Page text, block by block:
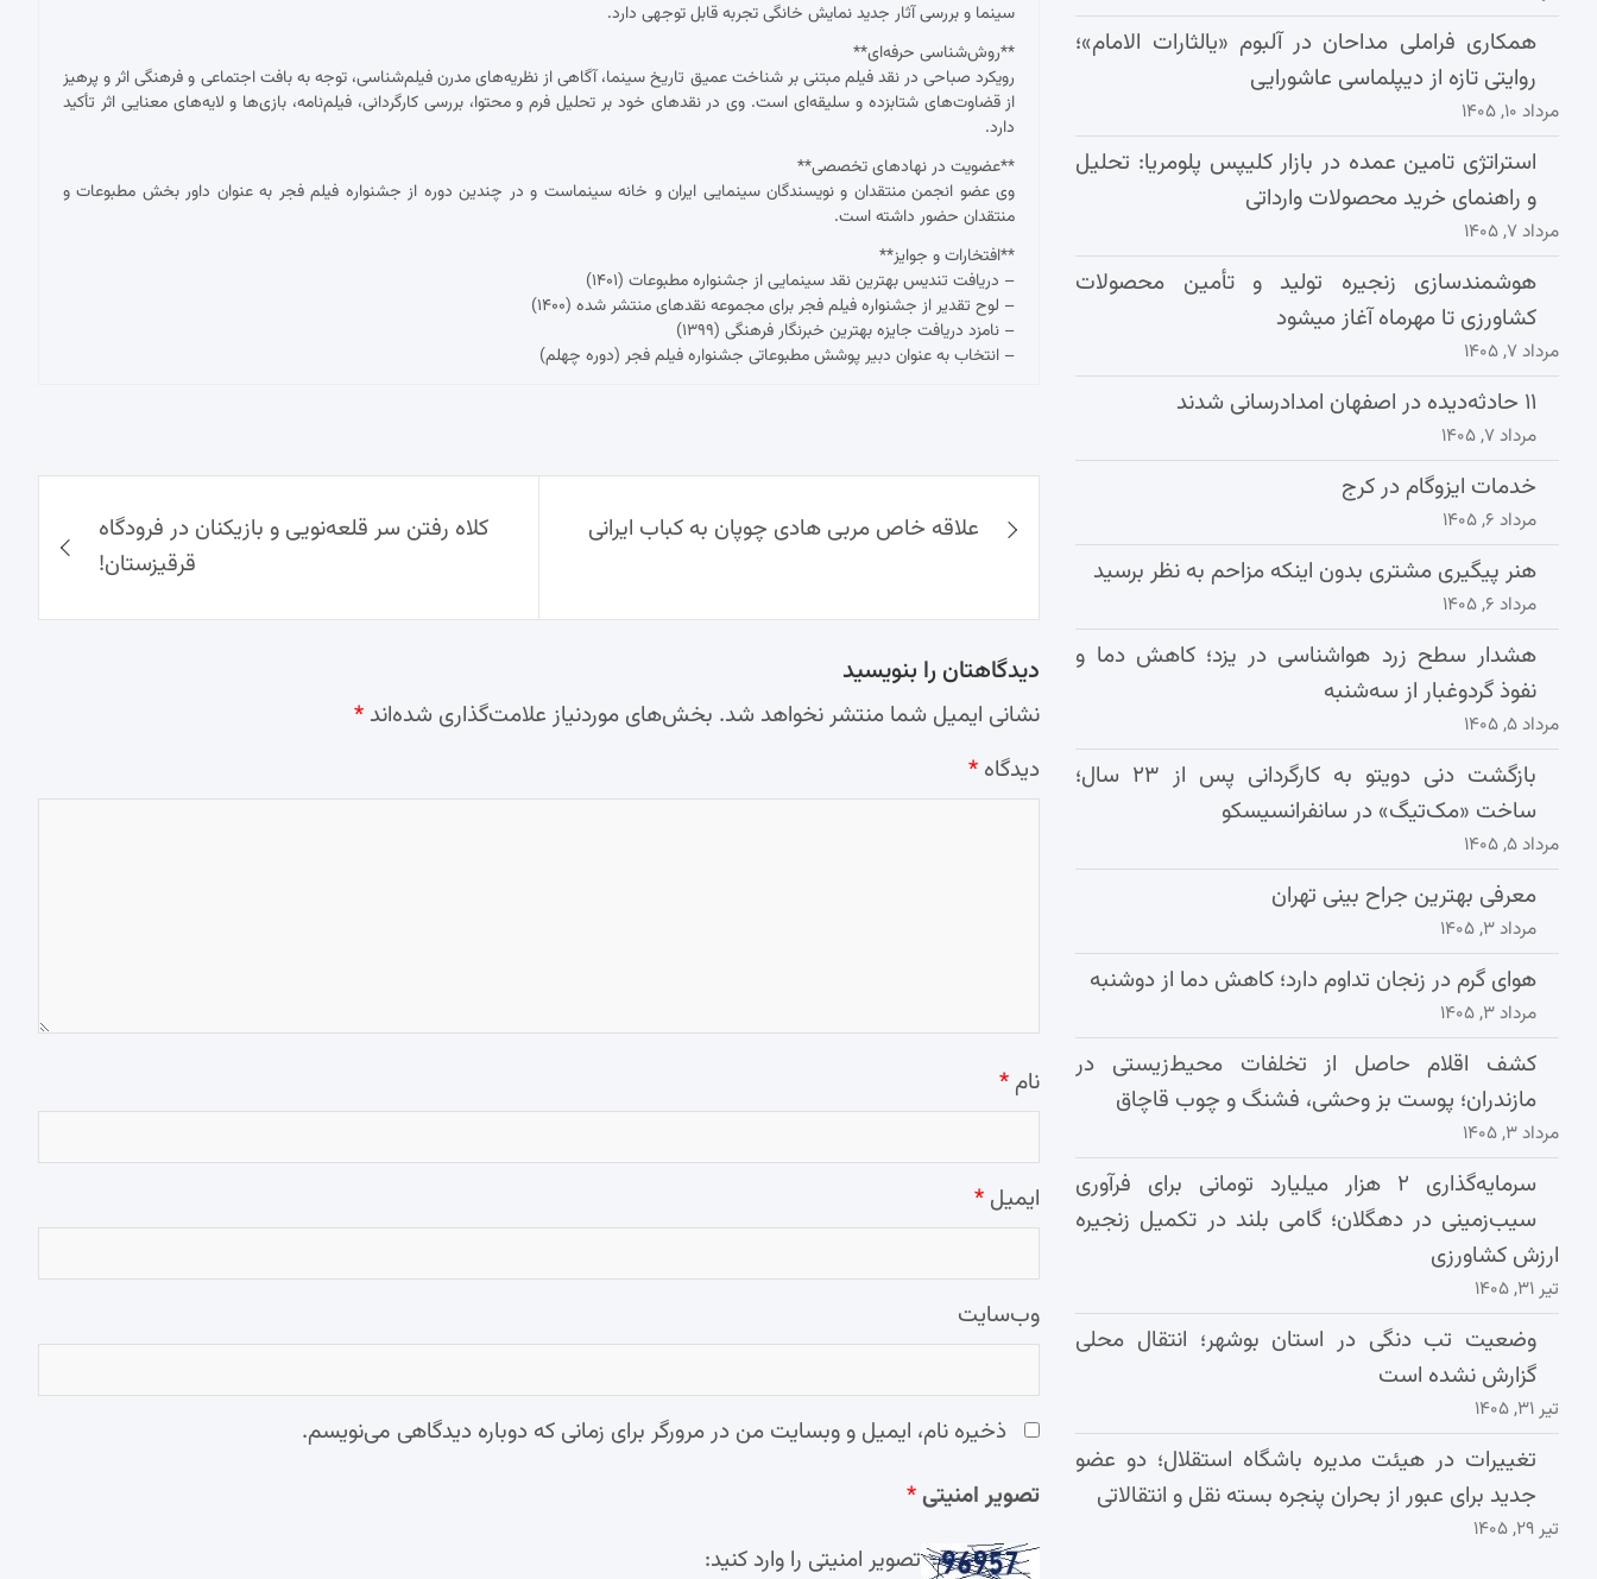
سینما و بررسی آثار جدید نمایش خانگی تجربه قابل توجهی دارد.
**روش‌شناسی حرفه‌ای**
رویکرد صباحی در نقد فیلم مبتنی بر شناخت عمیق تاریخ سینما، آگاهی از نظریه‌های مدرن فیلم‌شناسی، توجه به بافت اجتماعی و فرهنگی اثر و پرهیز
از قضاوت‌های شتابزده و سلیقه‌ای است. وی در نقدهای خود بر تحلیل فرم و محتوا، بررسی کارگردانی، فیلم‌نامه، بازی‌ها و لایه‌های معنایی اثر تأکید
دارد.
**عضویت در نهادهای تخصصی**
وی عضو انجمن منتقدان و نویسندگان سینمایی ایران و خانه سینماست و در چندین دوره از جشنواره فیلم فجر به عنوان داور بخش مطبوعات و
منتقدان حضور داشته است.
**افتخارات و جوایز**
– دریافت تندیس بهترین نقد سینمایی از جشنواره مطبوعات (۱۴۰۱)
– لوح تقدیر از جشنواره فیلم فجر برای مجموعه نقدهای منتشر شده (۱۴۰۰)
– نامزد دریافت جایزه بهترین خبرنگار فرهنگی (۱۳۹۹)
– انتخاب به عنوان دبیر پوشش مطبوعاتی جشنواره فیلم فجر (دوره چهلم)
نوشته‌ها
علاقه خاص مربی هادی چوپان به کباب ایرانی
کلاه رفتن سر قلعه‌نویی و بازیکنان در فرودگاه
قرقیزستان!
دیدگاهتان را بنویسید
نشانی ایمیل شما منتشر نخواهد شد. بخش‌های موردنیاز علامت‌گذاری شده‌اند *
دیدگاه *
نام *
ایمیل *
وب‌سایت
ذخیره نام، ایمیل و وبسایت من در مرورگر برای زمانی که دوباره دیدگاهی می‌نویسم.
تصویر امنیتی*
تصویر امنیتی را وارد کنید:
همکاری فراملی مداحان در آلبوم «یالثارات الامام»؛
روایتی تازه از دیپلماسی عاشورایی
مرداد ۱۰, ۱۴۰۵
استراتژی تامین عمده در بازار کلیپس پلومریا: تحلیل
و راهنمای خرید محصولات وارداتی
مرداد ۷, ۱۴۰۵
هوشمندسازی زنجیره تولید و تأمین محصولات
کشاورزی تا مهرماه آغاز میشود
مرداد ۷, ۱۴۰۵
۱۱ حادثه‌دیده در اصفهان امدادرسانی شدند
مرداد ۷, ۱۴۰۵
خدمات ایزوگام در کرج
مرداد ۶, ۱۴۰۵
هنر پیگیری مشتری بدون اینکه مزاحم به نظر برسید
مرداد ۶, ۱۴۰۵
هشدار سطح زرد هواشناسی در یزد؛ کاهش دما و
نفوذ گردوغبار از سه‌شنبه
مرداد ۵, ۱۴۰۵
بازگشت دنی دویتو به کارگردانی پس از ۲۳ سال؛
ساخت «مک‌تیگ» در سانفرانسیسکو
مرداد ۵, ۱۴۰۵
معرفی بهترین جراح بینی تهران
مرداد ۳, ۱۴۰۵
هوای گرم در زنجان تداوم دارد؛ کاهش دما از دوشنبه
مرداد ۳, ۱۴۰۵
کشف اقلام حاصل از تخلفات محیط‌زیستی در
مازندران؛ پوست بز وحشی، فشنگ و چوب قاچاق
مرداد ۳, ۱۴۰۵
سرمایه‌گذاری ۲ هزار میلیارد تومانی برای فرآوری
سیب‌زمینی در دهگلان؛ گامی بلند در تکمیل زنجیره
ارزش کشاورزی
تیر ۳۱, ۱۴۰۵
وضعیت تب دنگی در استان بوشهر؛ انتقال محلی
گزارش نشده است
تیر ۳۱, ۱۴۰۵
تغییرات در هیئت مدیره باشگاه استقلال؛ دو عضو
جدید برای عبور از بحران پنجره بسته نقل و انتقالاتی
تیر ۲۹, ۱۴۰۵